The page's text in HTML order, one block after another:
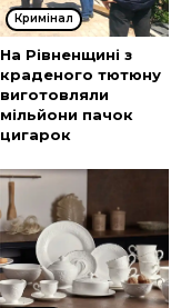
Кримінал
На Рівненщині з
краденого тютюну
виготовляли
мільйони пачок
цигарок